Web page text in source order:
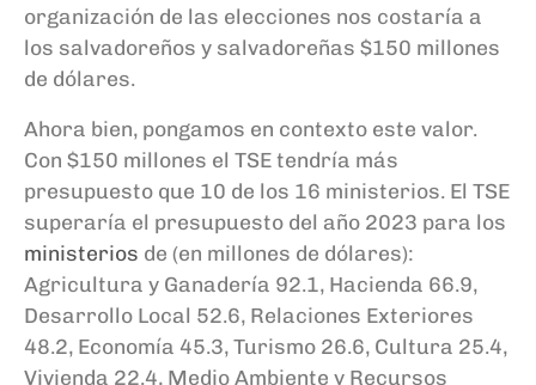
organización de las elecciones nos costaría a
los salvadoreños y salvadoreñas $150 millones
de dólares.
Ahora bien, pongamos en contexto este valor.
Con $150 millones el TSE tendría más
presupuesto que 10 de los 16 ministerios. El TSE
superaría el presupuesto del año 2023 para los
ministerios de (en millones de dólares):
Agricultura y Ganadería 92.1, Hacienda 66.9,
Desarrollo Local 52.6, Relaciones Exteriores
48.2, Economía 45.3, Turismo 26.6, Cultura 25.4,
Vivienda 22.4, Medio Ambiente y Recursos